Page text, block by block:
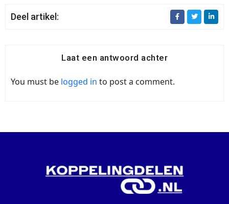
Deel artikel:
Laat een antwoord achter
You must be logged in to post a comment.